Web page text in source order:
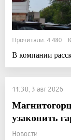
Прочитали: 4 480
В компании
11:30, 3 авг 2026
узаконить
Новости